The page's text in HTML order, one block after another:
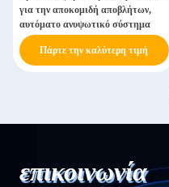
για την αποκομιδή αποβλήτων,
αυτόματο ανυψωτικό σύστημα
Πάρτε την καλύτερη τιμή
επικοινωνία